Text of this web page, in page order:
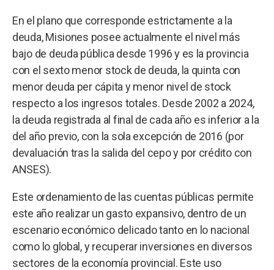
En el plano que corresponde estrictamente a la
deuda, Misiones posee actualmente el nivel más
bajo de deuda pública desde 1996 y es la provincia
con el sexto menor stock de deuda, la quinta con
menor deuda per cápita y menor nivel de stock
respecto a los ingresos totales. Desde 2002 a 2024,
la deuda registrada al final de cada año es inferior a la
del año previo, con la sola excepción de 2016 (por
devaluación tras la salida del cepo y por crédito con
ANSES).
Este ordenamiento de las cuentas públicas permite
este año realizar un gasto expansivo, dentro de un
escenario económico delicado tanto en lo nacional
como lo global, y recuperar inversiones en diversos
sectores de la economía provincial. Este uso